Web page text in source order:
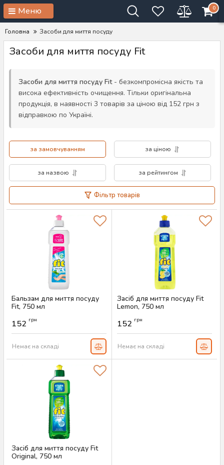
Меню 0
Головна Засоби для миття посуду
Засоби для миття посуду Fit
Засоби для миття посуду Fit- безкомпромісна якість та
висока ефективність очищення. Тільки оригінальна
продукція, в наявності 3 товарів за ціною від 152 грн з
відправкою по Україні.
за замовчуванням за ціною
за назвою за рейтингом
Фільтр товарів
Бальзам для миття посуду
Fit, 750 мл
152 грн
Немає на складі
Засіб для миття посуду Fit
Lemon, 750 мл
152 грн
Немає на складі
Засіб для миття посуду Fit
Original, 750 мл